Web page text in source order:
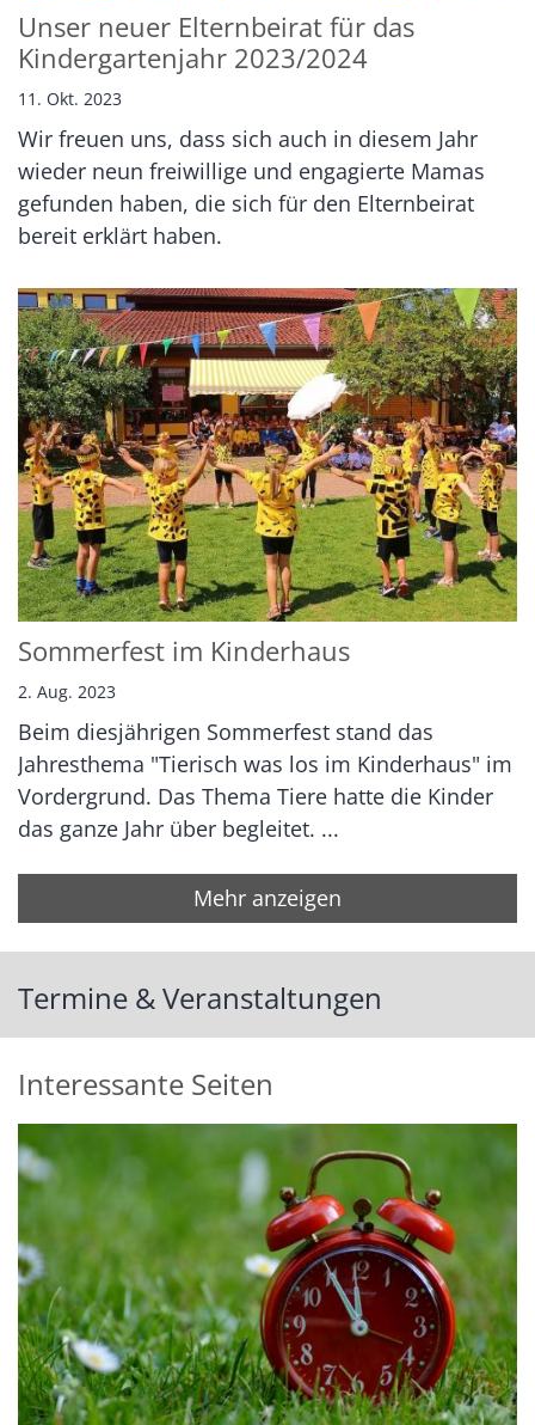
Unser neuer Elternbeirat für das
Kindergartenjahr 2023/2024
11. Okt. 2023
Wir freuen uns, dass sich auch in diesem Jahr
wieder neun freiwillige und engagierte Mamas
gefunden haben, die sich für den Elternbeirat
bereit erklärt haben.
Sommerfest im Kinderhaus
2. Aug. 2023
Beim diesjährigen Sommerfest stand das
Jahresthema "Tierisch was los im Kinderhaus" im
Vordergrund. Das Thema Tiere hatte die Kinder
das ganze Jahr über begleitet. ...
Mehr anzeigen
Termine & Veranstaltungen
Interessante Seiten